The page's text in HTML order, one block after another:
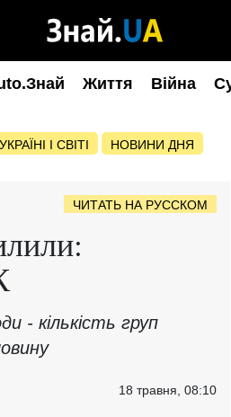
Життя Війна
І СВІТІ НОВИНИ ДНЯ
ЧИТАТЬ НА РУССКОМ
- кількість груп
18 травня, 08:10